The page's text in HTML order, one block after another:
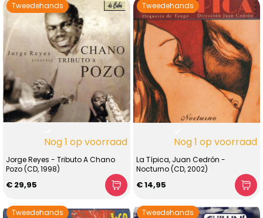
Tweedehands
Nog 1 op voorraad
Jorge Reyes - Tributo A Chano
Pozo (CD, 1998)
€ 29,95
Tweedehands
Nog 1 op voorraad
La Típica, Juan Cedrón -
Nocturno (CD, 2002)
€ 14,95
Tweedehands Tweedehands